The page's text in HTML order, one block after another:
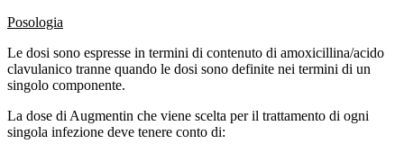
Posologia
Le dosi sono espresse in termini di contenuto di amoxicillina/acido
clavulanico tranne quando le dosi sono definite nei termini di un
singolo componente.
La dose di Augmentin che viene scelta per il trattamento di ogni
singola infezione deve tenere conto di: